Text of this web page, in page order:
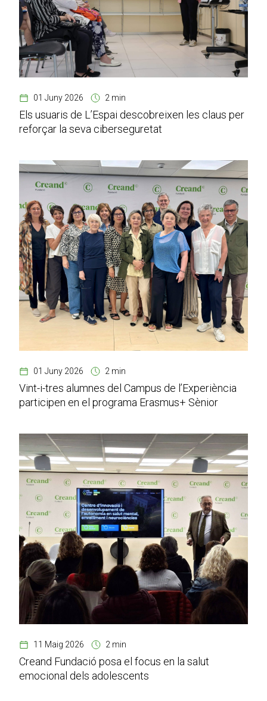
01 Juny 2026 2 min
Els usuaris de L’Espai descobreixen les claus per
reforçar la seva ciberseguretat
01 Juny 2026 2 min
Vint-i-tres alumnes del Campus de l’Experiència
participen en el programa Erasmus+ Sènior
11 Maig 2026 2 min
Creand Fundació posa el focus en la salut
emocional dels adolescents